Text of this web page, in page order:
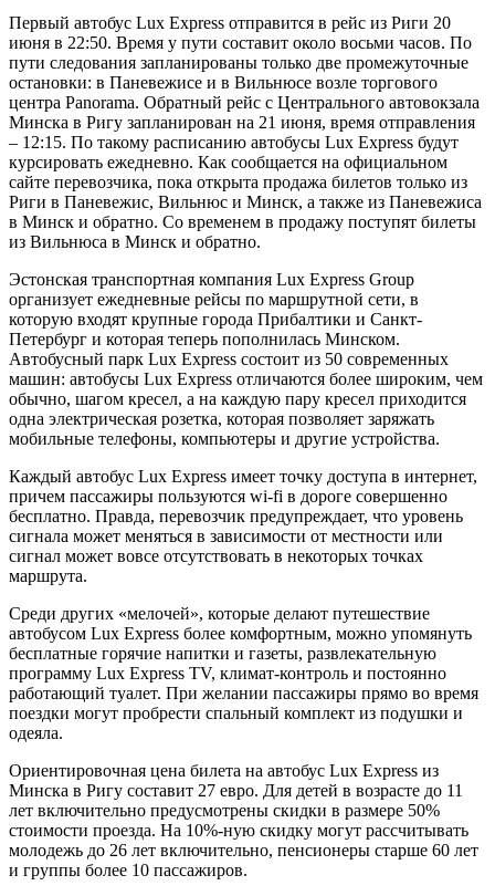
Первый автобус Lux Express отправится в рейс из Риги 20
июня в 22:50. Время у пути составит около восьми часов. По
пути следования запланированы только две промежуточные
остановки: в Паневежисе и в Вильнюсе возле торгового
центра Panorama. Обратный рейс с Центрального автовокзала
Минска в Ригу запланирован на 21 июня, время отправления
– 12:15. По такому расписанию автобусы Lux Express будут
курсировать ежедневно. Как сообщается на официальном
сайте перевозчика, пока открыта продажа билетов только из
Риги в Паневежис, Вильнюс и Минск, а также из Паневежиса
в Минск и обратно. Со временем в продажу поступят билеты
из Вильнюса в Минск и обратно.
Эстонская транспортная компания Lux Express Group
организует ежедневные рейсы по маршрутной сети, в
которую входят крупные города Прибалтики и Санкт-
Петербург и которая теперь пополнилась Минском.
Автобусный парк Lux Express состоит из 50 современных
машин: автобусы Lux Express отличаются более широким, чем
обычно, шагом кресел, а на каждую пару кресел приходится
одна электрическая розетка, которая позволяет заряжать
мобильные телефоны, компьютеры и другие устройства.
Каждый автобус Lux Express имеет точку доступа в интернет,
причем пассажиры пользуются wi-fi в дороге совершенно
бесплатно. Правда, перевозчик предупреждает, что уровень
сигнала может меняться в зависимости от местности или
сигнал может вовсе отсутствовать в некоторых точках
маршрута.
Среди других «мелочей», которые делают путешествие
автобусом Lux Express более комфортным, можно упомянуть
бесплатные горячие напитки и газеты, развлекательную
программу Lux Express TV, климат-контроль и постоянно
работающий туалет. При желании пассажиры прямо во время
поездки могут пробрести спальный комплект из подушки и
одеяла.
Ориентировочная цена билета на автобус Lux Express из
Минска в Ригу составит 27 евро. Для детей в возрасте до 11
лет включительно предусмотрены скидки в размере 50%
стоимости проезда. На 10%-ную скидку могут рассчитывать
молодежь до 26 лет включительно, пенсионеры старше 60 лет
и группы более 10 пассажиров.